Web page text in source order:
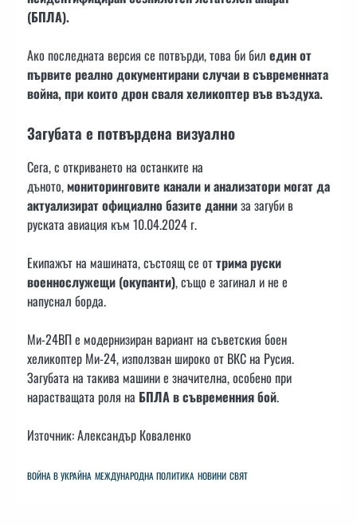
(БПЛА).
Ако последната версия се потвърди, това би бил един от
първите реално документирани случаи в съвременната
война, при които дрон сваля хеликоптер във въздуха.
Загубата е потвърдена визуално
Сега, с откриването на останките на
дъното,мониторинговите канали и анализатори могат да
актуализират официално базите данниза загуби в
руската авиация към 10.04.2024 г.
Екипажът на машината, състоящ се оттрима руски
военнослужещи (окупанти), също е загинал и не е
напуснал борда.
Ми-24ВП е модернизиран вариант на съветския боен
хеликоптер Ми-24, използван широко от ВКС на Русия.
Загубата на такива машини е значителна, особено при
нарастващата роля на БПЛА в съвременния бой.
Източник: Александър Коваленко
ВОЙНА В УКРАЙНА МЕЖДУНАРОДНА ПОЛИТИКА НОВИНИ СВЯТ